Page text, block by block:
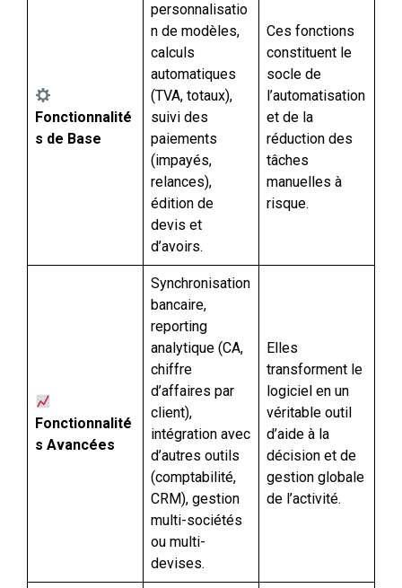
Fonctionnalité
s de Base
personnalisatio
n de modèles,
calculs
automatiques
(TVA, totaux),
suivi des
paiements
(impayés,
relances),
édition de
devis et
d’avoirs.
Ces fonctions
constituent le
socle de
l’automatisation
et de la
réduction des
tâches
manuelles à
risque.
Fonctionnalité
s Avancées
Synchronisation
bancaire,
reporting
analytique (CA,
chiffre
d’affaires par
client),
intégration avec
d’autres outils
(comptabilité,
CRM), gestion
multi-sociétés
ou multi-
devises.
Elles
transforment le
logiciel en un
véritable outil
d’aide à la
décision et de
gestion globale
de l’activité.